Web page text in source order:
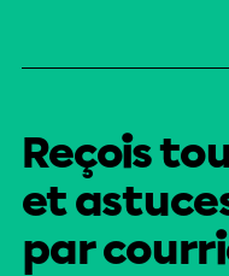
Reçois
et
par